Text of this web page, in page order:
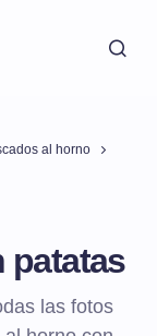
al horno
patatas
las fotos